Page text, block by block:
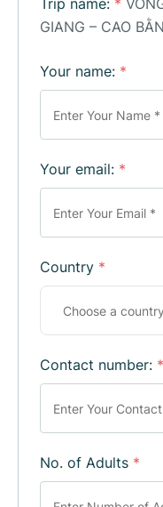
Trip name: *
GIANG – CAO
Your name: *
Your email: *
Country *
Contact number: *
No. of Adults *